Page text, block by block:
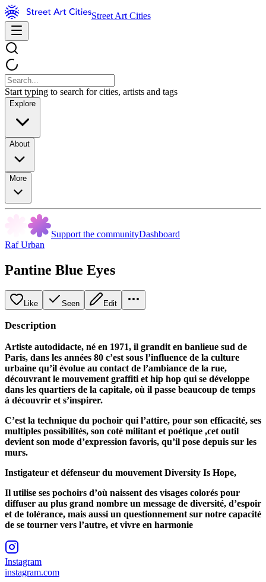
Street Art Cities
Start typing to search for cities, artists and tags
Explore
About
More
Support the communityDashboard
Raf Urban
Pantine Blue Eyes
Like Seen Edit
Description
Artiste autodidacte, né en 1971, il grandit en banlieue sud de
Paris, dans les années 80 c’est sous l’influence de la culture
urbaine qu’il évolue au contact de l’ambiance de la rue,
découvrant le mouvement graffiti et hip hop qui se développe
dans les quartiers de la capitale, où il passe beaucoup de temps
à découvrir et s’inspirer.
C’est la technique du pochoir qui l’attire, pour son efficacité, ses
multiples possibilités, son coté militant et poétique ,cet outil
devient son mode d’expression favoris, qu’il pose depuis sur les
murs.
Instigateur et défenseur du mouvement Diversity Is Hope,
Il utilise ses pochoirs d’où naissent des visages colorés pour
diffuser au plus grand nombre un message de diversité, d’espoir
et de tolérance, mais aussi un questionnement sur notre capacité
de se tourner vers l’autre, et vivre en harmonie
Instagram
instagram.com